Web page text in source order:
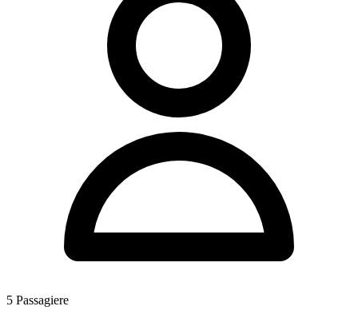
5 Passagiere